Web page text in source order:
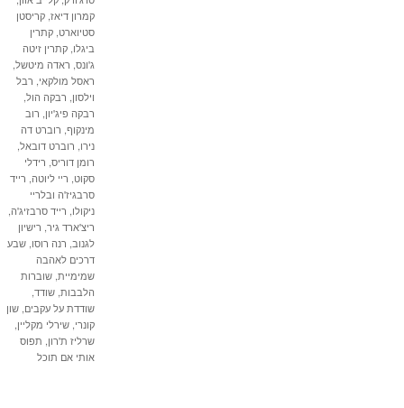
קמרון דיאז ,קריסטן
סטיוארט,קתרין
ביגלו,קתרין זיטה
,ראדה מיטשל,
ראסל מולקאי,רבל
וילסון,רבקה הול,
רבקה פיג'יון,רוב
מינקוף,רוברט דה
,רוברט דובאל,
רומן דוריס,רידלי
סקוט,ריי ליוטה,רייד
סרבגיז'ה ובלריי
ניקולו,רייד סרבזיג'ה,
ריצ'ארד גיר, רישיון
לגנוב,רנה רוסו ,שבע
דרכים לאהבה
שמימיית,שוברות
הלבבות,שודד,
שודדת על עקבים,שון
קונרי,שירלי מקליין,
שרליז ת'רון,תפוס
אותי אם תוכל